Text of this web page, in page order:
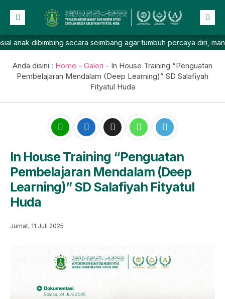
Beranda
Profil
NEW
Prestasi
secara seimbang agar tumbuh percaya diri, mandiri,
Anda disini : Home - Galeri - In House Training “Penguatan
Pembelajaran Mendalam (Deep Learning)” SD Salafiyah
Fityatul Huda
In House Training “Penguatan
Pembelajaran Mendalam (Deep
Learning)” SD Salafiyah Fityatul
Huda
Jumat, 11 Juli 2025